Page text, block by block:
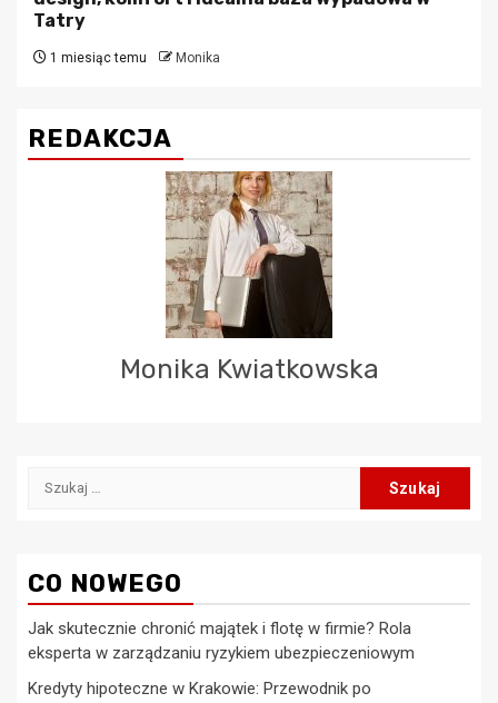
Tatry
1 miesiąc temu Monika
REDAKCJA
Monika Kwiatkowska
Szukaj:
CO NOWEGO
Jak skutecznie chronić majątek i flotę w firmie? Rola
eksperta w zarządzaniu ryzykiem ubezpieczeniowym
Kredyty hipoteczne w Krakowie: Przewodnik po